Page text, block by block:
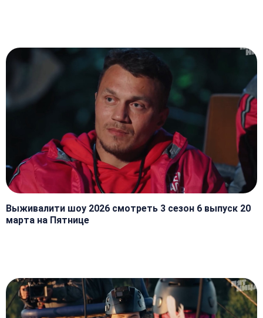
Выживалити шоу 2026 смотреть 3 сезон 6 выпуск 20
марта на Пятнице